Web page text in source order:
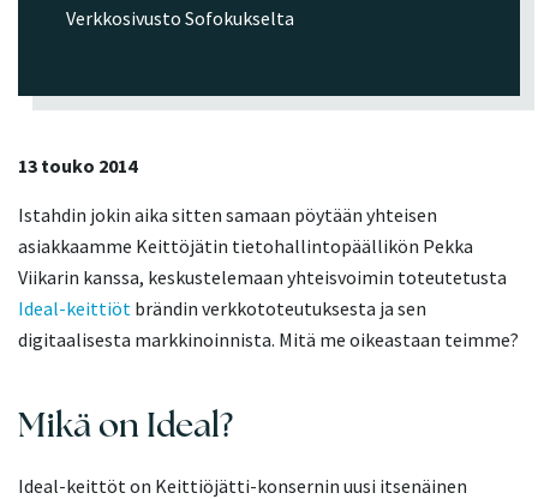
13 touko 2014
Istahdin jokin aika sitten samaan pöytään yhteisen
asiakkaamme Keittöjätin tietohallintopäällikön Pekka
Viikarin kanssa, keskustelemaan yhteisvoimin toteutetusta
Ideal-keittiöt brändin verkkototeutuksesta ja sen
digitaalisesta markkinoinnista. Mitä me oikeastaan teimme?
Mikä on Ideal?
Ideal-keittöt on Keittiöjätti-konsernin uusi itsenäinen
Verkkosivusto Sofokukselta